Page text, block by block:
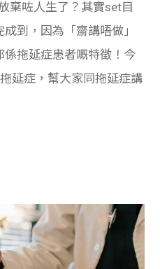
棄咗人生了？其實set目
到，因為「齋講唔做」
拖延症患者嘅特徴！今
延症，幫大家同拖延症講